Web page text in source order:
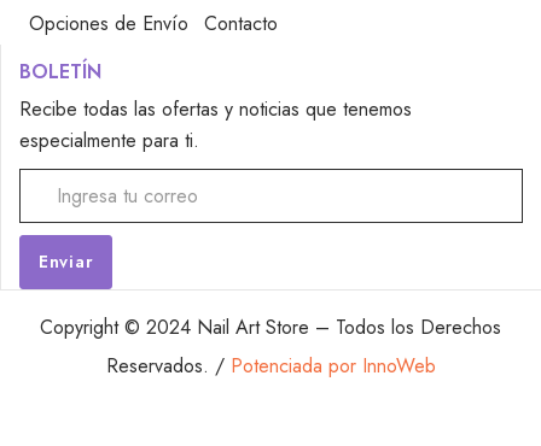
Opciones de Envío
Contacto
BOLETÍN
Recibe todas las ofertas y noticias que tenemos
especialmente para ti.
Copyright © 2024 Nail Art Store – Todos los Derechos
Reservados. / Potenciada por InnoWeb